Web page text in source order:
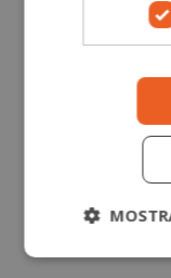
realizzare un
INFORMAZIONI
è
è realizzato con il